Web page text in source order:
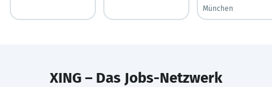
München
XING – Das Jobs-Netzwerk